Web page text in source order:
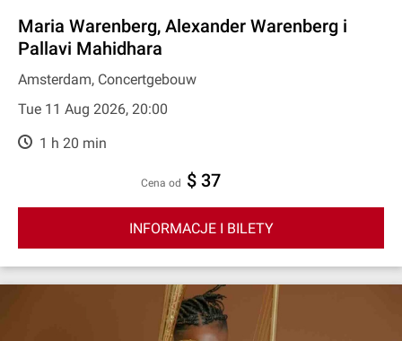
Maria Warenberg, Alexander Warenberg i
Pallavi Mahidhara
Amsterdam, Concertgebouw
Tue 11 Aug 2026, 20:00
1 h 20 min
cena od $ 37
INFORMACJE I BILETY